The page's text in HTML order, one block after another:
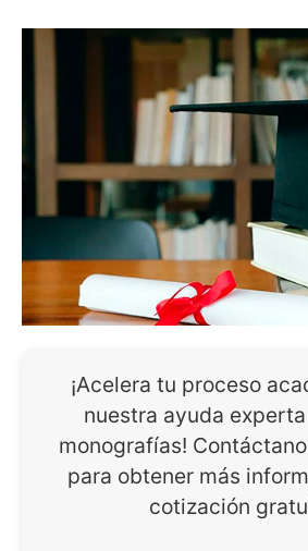
¡Acelera tu proceso
nuestra ayuda
monografías!
para obtener más
cotización